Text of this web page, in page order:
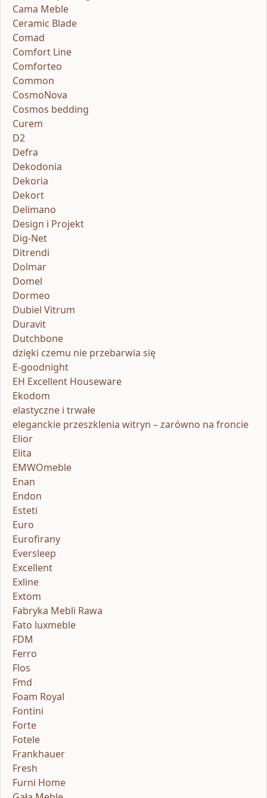
Cama Meble
Ceramic Blade
Comad
Comfort Line
Comforteo
Common
CosmoNova
Cosmos bedding
Curem
D2
Defra
Dekodonia
Dekoria
Dekort
Delimano
Design i Projekt
Dig-Net
Ditrendi
Dolmar
Domel
Dormeo
Dubiel Vitrum
Duravit
Dutchbone
dzięki czemu nie przebarwia się
E-goodnight
EH Excellent Houseware
Ekodom
elastyczne i trwałe
eleganckie przeszklenia witryn – zarówno na froncie
Elior
Elita
EMWOmeble
Enan
Endon
Esteti
Euro
Eurofirany
Eversleep
Excellent
Exline
Extom
Fabryka Mebli Rawa
Fato luxmeble
FDM
Ferro
Flos
Fmd
Foam Royal
Fontini
Forte
Fotele
Frankhauer
Fresh
Furni Home